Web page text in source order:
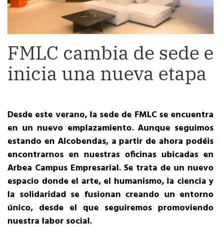
FMLC cambia de sede e
inicia una nueva etapa
Desde este verano, la sede de FMLC se encuentra
en un nuevo emplazamiento. Aunque seguimos
estando en Alcobendas, a partir de ahora podéis
encontrarnos en nuestras oficinas ubicadas en
Arbea Campus Empresarial. Se trata de un nuevo
espacio donde el arte, el humanismo, la ciencia y
la solidaridad se fusionan creando un entorno
único, desde el que seguiremos promoviendo
nuestra labor social.